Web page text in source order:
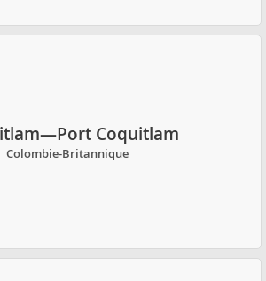
Coquitlam
Colombie-Britannique